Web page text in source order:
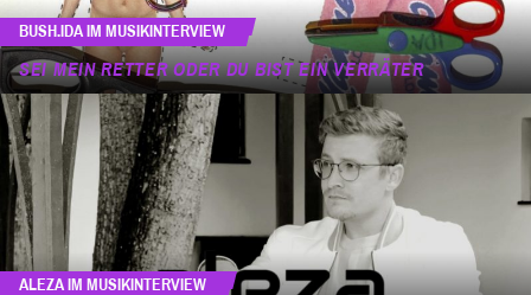
BUSH.IDA IM MUSIKINTERVIEW
SEI MEIN RETTER ODER DU BIST EIN VERRÄTER
ALEZA IM MUSIKINTERVIEW